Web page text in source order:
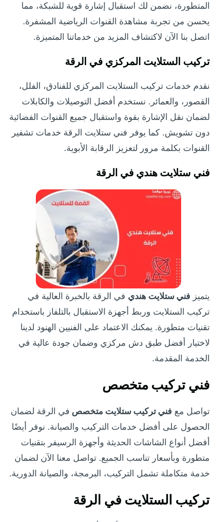
المتطورة، نضمن لك استقبال إشارة قوية للشبكة، مما
يحسن من تجربة مشاهدة القنوات الرياضية المشفرة.
اتصل بنا الآن لاكتشاف المزيد من خدماتنا المتميزة.
تركيب الستلايت المركزي في الرقة
نقدم خدمات تركيب الستلايت المركزي للفنادق، الفلل،
القصور، والعمائر. نستخدم أفضل التوصيلات والكابلات
لضمان نقل الإشارة بقوة واستقبال جميع القنوات الفضائية
دون تشويش. كما يوفر فني ستلايت الرقة خدمات تشفير
القنوات بكلمة مرور لتعزيز الرقابة الأبوية.
فني ستلايت هندي في الرقة
يتميز فني ستلايت هندي في الرقة بالخبرة العالية في
تركيب الستلايت وربط أجهزة الاستقبال بالتلفاز باستخدام
تقنيات متطورة. يمكنك الاعتماد على الفنيين الهنود لدينا
لاختيار أفضل طبق دش مركزي وضمان جودة عالية في
الخدمة المقدمة.
فني تركيب متخصص
تواصل مع فني تركيب ستلايت متخصص في الرقة لضمان
الحصول على أفضل خدمات التركيب والصيانة. نوفر أيضًا
أفضل أنواع الشاشات الحديثة وأجهزة الرسيفر بتقنيات
متطورة وبأسعار تناسب الجميع. تواصل معنا الآن لضمان
خدمة متكاملة تشمل التركيب، البرمجة، والصيانة الدورية.
تركيب الستلايت في الرقة